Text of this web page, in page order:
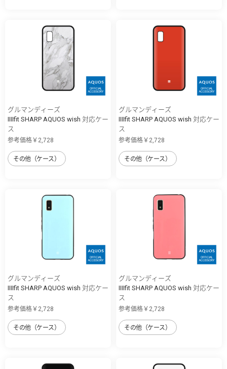
グルマンディーズ
IIIIfit SHARP AQUOS wish 対応ケー
ス
参考価格￥2,728
その他（ケース）
グルマンディーズ
IIIIfit SHARP AQUOS wish 対応ケー
ス
参考価格￥2,728
その他（ケース）
グルマンディーズ
IIIIfit SHARP AQUOS wish 対応ケー
ス
参考価格￥2,728
その他（ケース）
グルマンディーズ
IIIIfit SHARP AQUOS wish 対応ケー
ス
参考価格￥2,728
その他（ケース）